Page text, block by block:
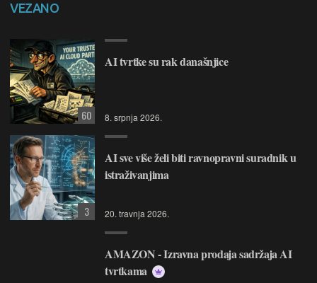
VEZANO
AI tvrtke su rak današnjice
8. srpnja 2026.
60
AI sve više želi biti ravnopravni suradnik u
istraživanjima
20. travnja 2026.
3
AMAZON - Izravna prodaja sadržaja AI
tvrtkama